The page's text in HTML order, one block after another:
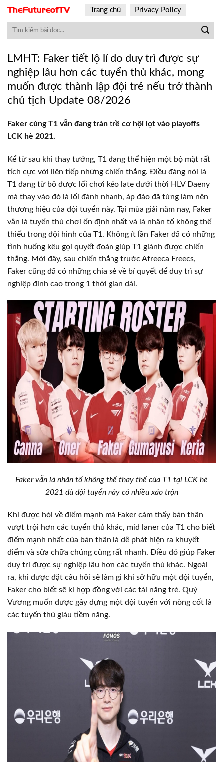
Skip
content
Trang chủ Privacy Policy
LMHT: Faker tiết lộ lí do duy trì được sự
nghiệp lâu hơn các tuyển thủ khác, mong
muốn được thành lập đội trẻ nếu trở thành
chủ tịch Update 08/2026
Faker cùng T1 vẫn đang tràn trề cơ hội lọt vào playoffs
LCK hè 2021.
Kể từ sau khi thay tướng, T1 đang thể hiện một bộ mặt rất
tích cực với liên tiếp những chiến thắng. Điều đáng nói là
T1 đang từ bỏ được lối chơi kéo late dưới thời HLV Daeny
mà thay vào đó là lối đánh nhanh, áp đảo đã từng làm nên
thương hiệu của đội tuyển này. Tại mùa giải năm nay, Faker
vẫn là tuyển thủ chơi ổn định nhất và là nhân tố không thể
thiếu trong đội hình của T1. Không ít lần Faker đã có những
tình huống kêu gọi quyết đoán giúp T1 giành được chiến
thắng. Mới đây, sau chiến thắng trước Afreeca Freecs,
Faker cũng đã có những chia sẻ về bí quyết để duy trì sự
nghiệp đỉnh cao trong 1 thời gian dài.
Faker vẫn là nhân tố không thể thay thế của T1 tại LCK hè
2021 dù đội tuyển này có nhiều xáo trộn
Khi được hỏi về điểm mạnh mà Faker cảm thấy bản thân
vượt trội hơn các tuyển thủ khác, mid laner của T1 cho biết
điểm mạnh nhất của bản thân là dễ phát hiện ra khuyết
điểm và sửa chữa chúng cũng rất nhanh. Điều đó giúp Faker
duy trì được sự nghiệp lâu hơn các tuyển thủ khác. Ngoài
ra, khi được đặt câu hỏi sẽ làm gì khi sở hữu một đội tuyển,
Faker cho biết sẽ kí hợp đồng với các tài năng trẻ. Quỷ
Vương muốn được gây dựng một đội tuyển với nòng cốt là
các tuyển thủ giàu tiềm năng.